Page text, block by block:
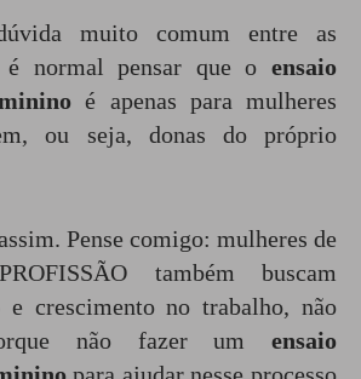
muito comum entre as
é normal pensar que o ensaio
é apenas para mulheres
ou seja, donas do próprio
Pense comigo: mulheres de
também buscam
e crescimento no trabalho, não
não fazer um ensaio